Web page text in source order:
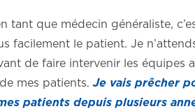
tant que médecin généraliste,
facilement le patient. Je
de faire intervenir les équipes
mes patients. Je vais prêcher
patients depuis plusieurs